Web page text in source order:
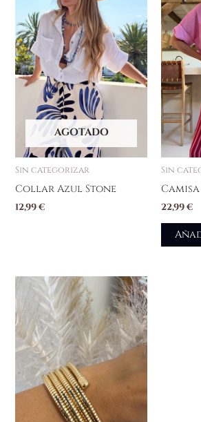
AGOTADO
Sin categorizar
Collar Azul Stone
12,99€
Sin
22,99€